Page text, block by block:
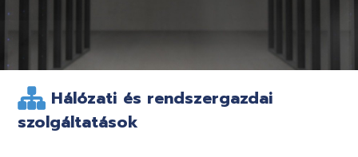
Hálózati és rendszergazdai
szolgáltatások